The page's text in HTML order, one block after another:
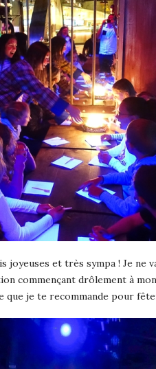
joyeuses et très sympa ! Je ne
commençant drôlement à
je te recommande pour